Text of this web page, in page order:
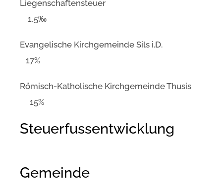
Liegenschaftensteuer
1,5‰
Evangelische Kirchgemeinde Sils i.D.
17%
Römisch-Katholische Kirchgemeinde Thusis
15%
Steuerfussentwicklung
Gemeinde